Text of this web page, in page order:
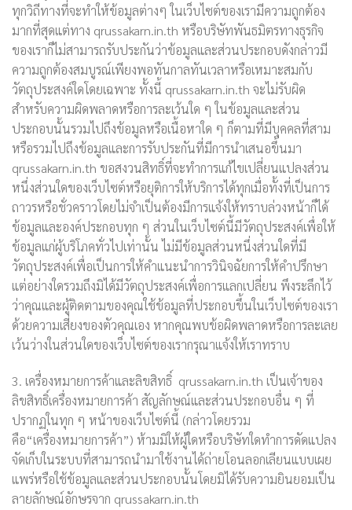
ทุกวิถีทางที่จะทำให้ข้อมูลต่างๆ ในเว็บไซต์ของเรามีความถูกต้อง
มากที่สุดแต่ทาง qrussakarn.in.th หรือบริษัทพันธมิตรทางธุรกิจ
ของเราก็ไม่สามารถรับประกันว่าข้อมูลและส่วนประกอบดังกล่าวมี
ความถูกต้องสมบูรณ์เพียงพอทันกาลทันเวลาหรือเหมาะสมกับ
วัตถุประสงค์ใดโดยเฉพาะ ทั้งนี้ qrussakarn.in.th จะไม่รับผิด
สำหรับความผิดพลาดหรือการละเว้นใด ๆ ในข้อมูลและส่วน
ประกอบนั้นรวมไปถึงข้อมูลหรือเนื้อหาใด ๆ ก็ตามที่มีบุคคลที่สาม
หรือรวมไปถึงข้อมูลและการรับประกันที่มีการนำเสนอขึ้นมา
qrussakarn.in.th ขอสงวนสิทธิ์ที่จะทำการแก้ไขเปลี่ยนแปลงส่วน
หนึ่งส่วนใดของเว็บไซต์หรือยุติการให้บริการได้ทุกเมื่อทั้งที่เป็นการ
ถาวรหรือชั่วคราวโดยไม่จำเป็นต้องมีการแจ้งให้ทราบล่วงหน้าก็ได้
ข้อมูลและองค์ประกอบทุก ๆ ส่วนในเว็บไซต์นี้มีวัตถุประสงค์เพื่อให้
ข้อมูลแก่ผู้บริโภคทั่วไปเท่านั้น ไม่มีข้อมูลส่วนหนึ่งส่วนใดที่มี
วัตถุประสงค์เพื่อเป็นการให้คำแนะนำการวินิจฉัยการให้คำปรึกษา
แต่อย่างใดรวมถึงมิได้มีวัตถุประสงค์เพื่อการแลกเปลี่ยน พึงระลึกไว้
ว่าคุณและผู้ติดตามของคุณใช้ข้อมูลที่ประกอบขึ้นในเว็บไซต์ของเรา
ด้วยความเสี่ยงของตัวคุณเอง หากคุณพบข้อผิดพลาดหรือการละเลย
เว้นว่างในส่วนใดของเว็บไซต์ของเรากรุณาแจ้งให้เราทราบ
3. เครื่องหมายการค้าและลิขสิทธิ์ qrussakarn.in.th เป็นเจ้าของ
ลิขสิทธิ์เครื่องหมายการค้า สัญลักษณ์และส่วนประกอบอื่น ๆ ที่
ปรากฏในทุก ๆ หน้าของเว็บไซต์นี้ (กล่าวโดยรวม
คือ“เครื่องหมายการค้า”) ห้ามมิให้ผู้ใดหรือบริษัทใดทำการดัดแปลง
จัดเก็บในระบบที่สามารถนำมาใช้งานได้ถ่ายโอนลอกเลียนแบบเผย
แพร่หรือใช้ข้อมูลและส่วนประกอบนั้นโดยมิได้รับความยินยอมเป็น
ลายลักษณ์อักษรจาก qrussakarn.in.th